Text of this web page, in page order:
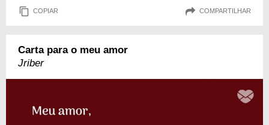
COPIAR COMPARTILHAR
Carta para o meu amor
Jriber